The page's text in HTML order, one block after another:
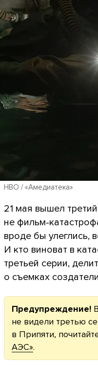
HBO / «Амедиатека»
21 мая вышел
не фильм-
вроде бы улеглись,
И кто виноват в
третьей серии,
о съемках
Предупреждение!
не видели третью
в Припяти,
АЭС».